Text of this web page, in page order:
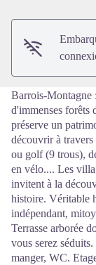
Barrois-Montagne
d'immenses forêts
préserve un
découvrir à travers
ou golf (9 trous),
en vélo.... Les
invitent à la
histoire. Véritable
indépendant,
Terrasse arborée
vous serez
manger, WC.